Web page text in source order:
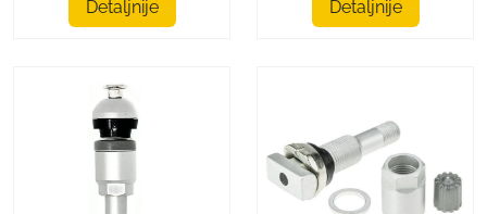
Detaljnije Detaljnije